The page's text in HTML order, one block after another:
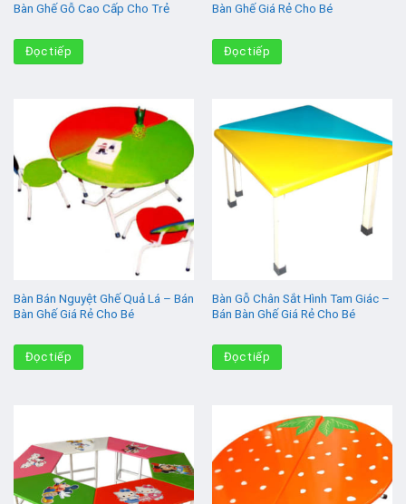
Bàn Ghế Gỗ Cao Cấp Cho Trẻ
Đọc tiếp
Bàn Ghế Giá Rẻ Cho Bé
Đọc tiếp
Bàn Bán Nguyệt Ghế Quả Lá – Bán
Bàn Ghế Giá Rẻ Cho Bé
Đọc tiếp
Bàn Gỗ Chân Sắt Hình Tam Giác –
Bán Bàn Ghế Giá Rẻ Cho Bé
Đọc tiếp